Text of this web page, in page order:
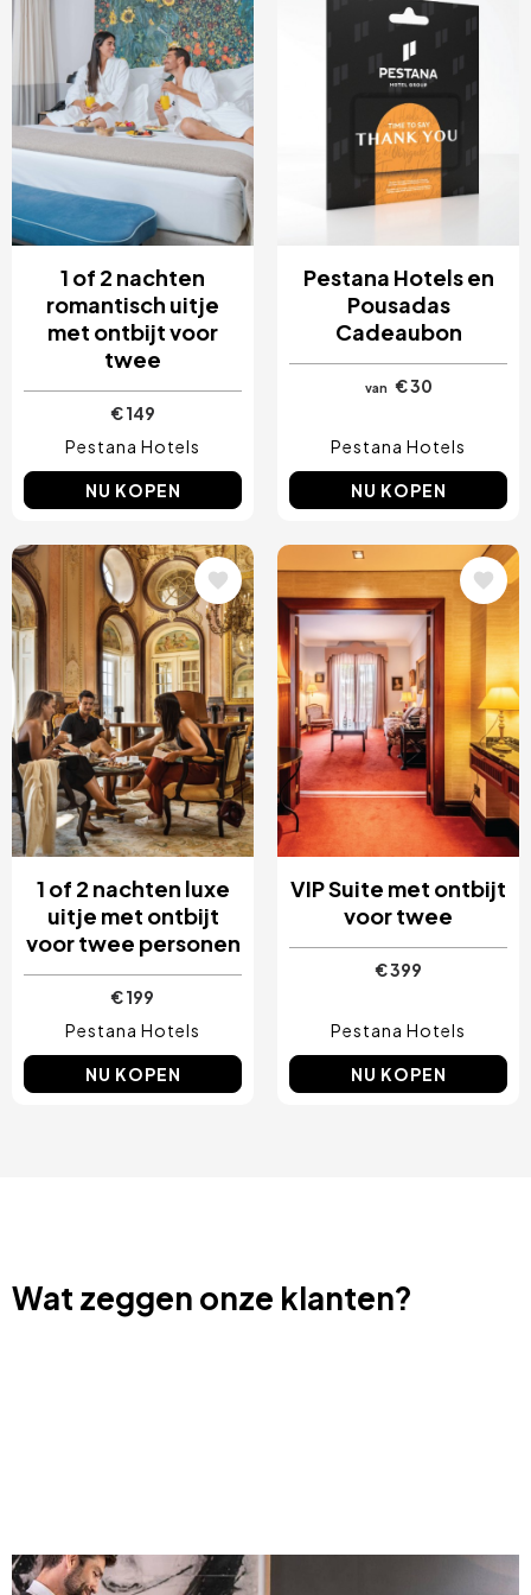
Cancún, Mexico
Amsterdam, Nederland
Nice, Frankrijk
Albufeira, Portugal
Vila Nova de Gaia, Portugal
1 of 2 nachten
romantisch uitje
met ontbijt voor
twee
€ 149
Pestana Hotels
NU KOPEN
Pestana Hotels en
Pousadas
Cadeaubon
van € 30
Pestana Hotels
NU KOPEN
Afbeelding
1 of 2 nachten luxe
uitje met ontbijt
voor twee personen
€ 199
Pestana Hotels
NU KOPEN
Afbeelding
VIP Suite met ontbijt
voor twee
€ 399
Pestana Hotels
NU KOPEN
Wat zeggen onze klanten?